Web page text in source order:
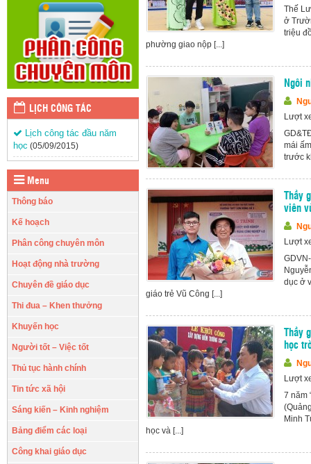
LỊCH CÔNG TÁC
Lịch công tác đầu năm
học (05/09/2015)
Menu
Thông báo
Kế hoạch
Phân công chuyên môn
Hoạt động nhà trường
Chuyên đề giáo dục
Thi đua – Khen thưởng
Khuyến học
Người tốt – Việc tốt
Thủ tục hành chính
Tin tức xã hội
Sáng kiến – Kinh nghiệm
Bảng điểm các loại
Công khai giáo dục
Thế
ở
triệu
phường giao nộp [...]
Ngôi
Lượt
mái
trước
viên
Lượt
dục ở
giáo trẻ Vũ Công [...]
học
Lượt
7 năm
Minh
học và [...]